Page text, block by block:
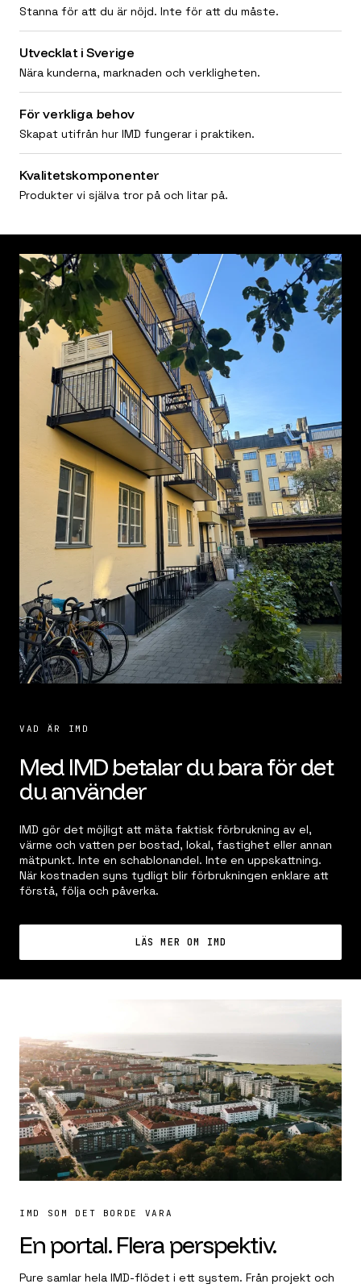
Stanna för att du är nöjd. Inte för att du måste.
Utvecklat i Sverige
Nära kunderna, marknaden och verkligheten.
För verkliga behov
Skapat utifrån hur IMD fungerar i praktiken.
Kvalitetskomponenter
Produkter vi själva tror på och litar på.
VAD ÄR IMD
Med IMD betalar du bara för det
du använder
IMD gör det möjligt att mäta faktisk förbrukning av el,
värme och vatten per bostad, lokal, fastighet eller annan
mätpunkt. Inte en schablonandel. Inte en uppskattning.
När kostnaden syns tydligt blir förbrukningen enklare att
förstå, följa och påverka.
LÄS MER OM IMD
IMD SOM DET BORDE VARA
En portal. Flera perspektiv.
Pure samlar hela IMD-flödet i ett system. Från projekt och